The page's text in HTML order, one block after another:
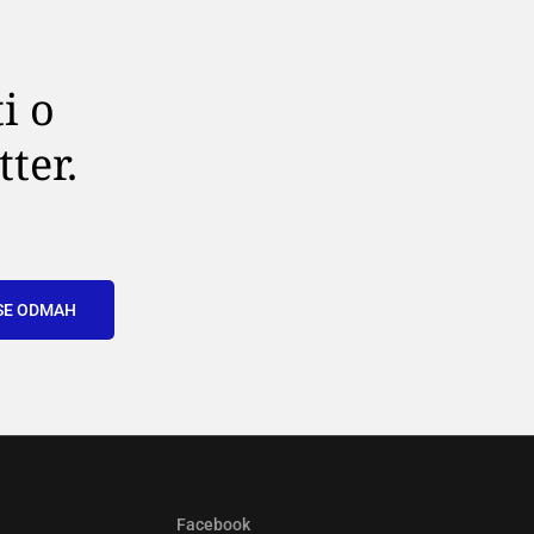
o
ODMAH
Facebook